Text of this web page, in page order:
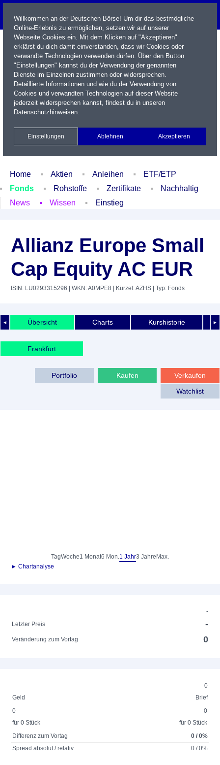
Name / WKN / ISIN / Kürzel
Xetra Realtime
Watchlist Portfolio Login
Home Aktien Anleihen
ETF/ETP
Fonds
Rohstoffe Zertifikate
Nachhaltig
News
Wissen Einstieg
Allianz Europe Small
Cap Equity AC EUR
ISIN: LU0293315296 | WKN: A0MPE8 | Kürzel: AZHS | Typ: Fonds
◄ ►
Übersicht Charts Kurshistorie
Frankfurt
Verkaufen
Kaufen
Portfolio
Watchlist
TagWoche1 Monat6 Mon.1 Jahr3 Jahre Max.
► Chartanalyse
-
Letzter Preis
-
Veränderung zum Vortag 0
0
Geld
Brief
0
für 0 Stück
0
für 0 Stück
Differenz zum Vortag
0 / 0%
Spread absolut / relativ
0 / 0%
Willkommen an der Deutschen Börse! Um dir das bestmögliche
Online-Erlebnis zu ermöglichen, setzen wir auf unserer
Webseite Cookies ein. Mit dem Klicken auf "Akzeptieren"
erklärst du dich damit einverstanden, dass wir Cookies oder
verwandte Technologien verwenden dürfen. Über den Button
"Einstellungen" kannst du der Verwendung der genannten
Dienste im Einzelnen zustimmen oder widersprechen.
Detaillierte Informationen und wie du der Verwendung von
Cookies und verwandten Technologien auf dieser Website
jederzeit widersprechen kannst, findest du in unseren
Datenschutzhinweisen.
Einstellungen Ablehnen Akzeptieren